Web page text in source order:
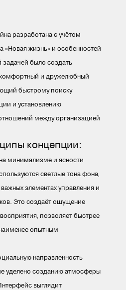
разработана с учётом
жизнь» и особенностей
было создать
и дружелюбный
быстрому поиску
и установлению
между организацией
концепции:
минимализме и ясности
светлые тона фона,
элементах управления и
Это создаёт ощущение
позволяет быстрее
опытным
направленность
уделено созданию атмосферы
выглядит